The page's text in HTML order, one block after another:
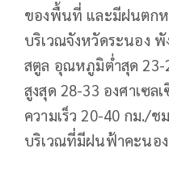
ของพื้นที่ และมีฝนตก
บริเวณจังหวัดระนอง พั
สตูล อุณหภูมิต่ำสุด 23-
สูงสุด 28-33 องศาเซล
ความเร็ว 20-40 กม./ช
บริเวณที่มีฝนฟ้าคะนอง